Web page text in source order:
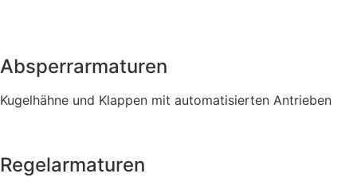
Absperrarmaturen
Kugelhähne und Klappen mit automatisierten Antrieben
Regelarmaturen